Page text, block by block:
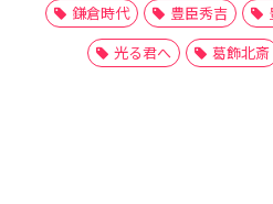
鎌倉時代
豊臣秀吉
光る君へ
葛飾北斎